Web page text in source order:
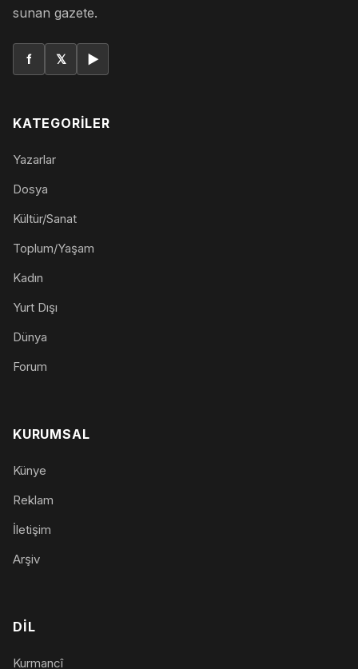
sunan gazete.
f 𝕏 ▶
KATEGORILER
Yazarlar
Dosya
Kültür/Sanat
Toplum/Yaşam
Kadın
Yurt Dışı
Dünya
Forum
KURUMSAL
Künye
Reklam
İletişim
Arşiv
DIL
Kurmancî